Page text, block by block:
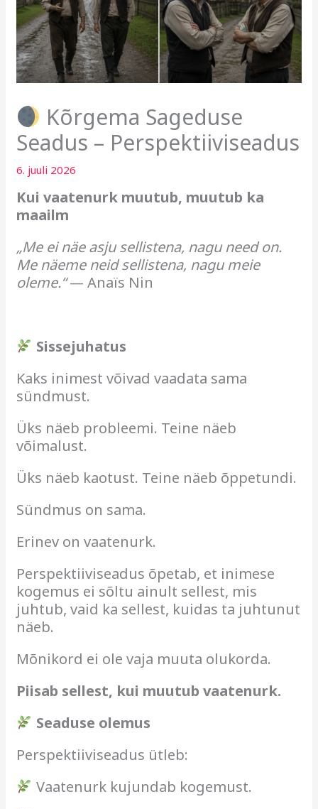
Kõrgema Sageduse
Seadus – Perspektiiviseadus
6. juuli 2026
Kui vaatenurk muutub, muutub ka
maailm
„Me ei näe asju sellistena, nagu need on.
Me näeme neid sellistena, nagu meie
oleme.“— Anaïs Nin
Sissejuhatus
Kaks inimest võivad vaadata sama
sündmust.
Üks näeb probleemi. Teine näeb
võimalust.
Üks näeb kaotust. Teine näeb õppetundi.
Sündmus on sama.
Erinev on vaatenurk.
Perspektiiviseadus õpetab, et inimese
kogemus ei sõltu ainult sellest, mis
juhtub, vaid ka sellest, kuidas ta juhtunut
näeb.
Mõnikord ei ole vaja muuta olukorda.
Piisab sellest, kui muutub vaatenurk.
Seaduse olemus
Perspektiiviseadus ütleb:
Vaatenurk kujundab kogemust.